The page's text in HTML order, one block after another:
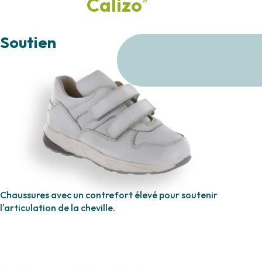
orthopédiques
pour votre enfant!
Calizo
Soutien
Chaussures avec un contrefort élevé pour soutenir
l'articulation de la cheville.